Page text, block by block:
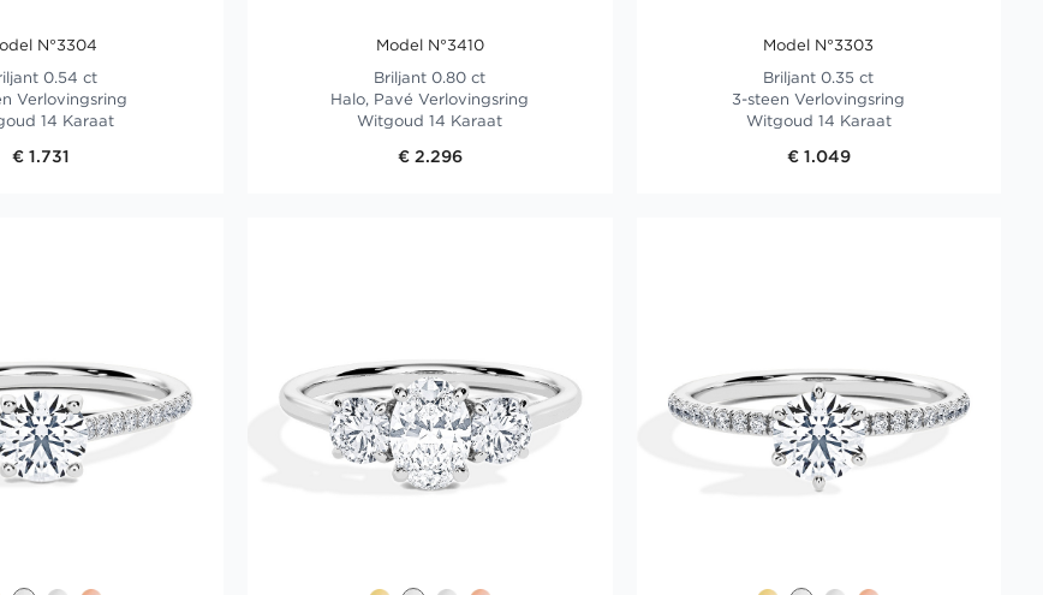
N°3304
0.54 ct
Verlovingsring
14 Karaat
€ 1.731
Model N°3410
Briljant 0.80 ct
Halo, Pavé Verlovingsring
Witgoud 14 Karaat
€ 2.296
Model N°3303
Briljant 0.35 ct
3-steen Verlovingsring
Witgoud 14 Karaat
€ 1.049